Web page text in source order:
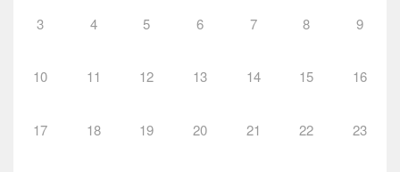
3 4 5 6 7 8 9
10 11 12 13 14 15 16
17 18 19 20 21 22 23